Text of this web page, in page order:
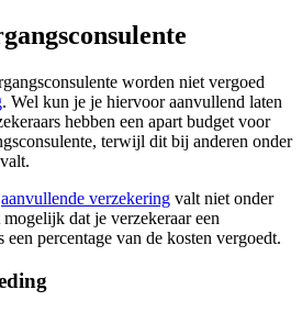
worden niet vergoed
. Wel kun je je hiervoor aanvullend laten
hebben een apart budget voor
terwijl dit bij anderen onder
valt.
aanvullende verzekering valt niet onder
mogelijk dat je verzekeraar een
percentage van de kosten vergoedt.